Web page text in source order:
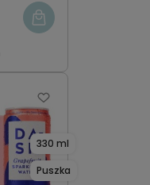
330 ml
Puszka